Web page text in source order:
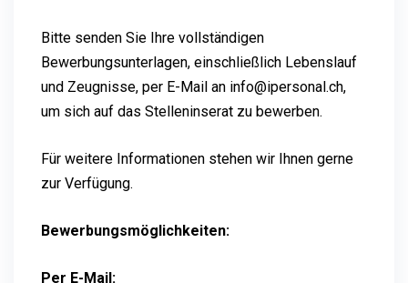
Bitte senden Sie Ihre vollständigen
Bewerbungsunterlagen, einschließlich Lebenslauf
und Zeugnisse, per E-Mail an info@ipersonal.ch,
um sich auf das Stelleninserat zu bewerben.
Für weitere Informationen stehen wir Ihnen gerne
zur Verfügung.
Bewerbungsmöglichkeiten:
Per E-Mail: